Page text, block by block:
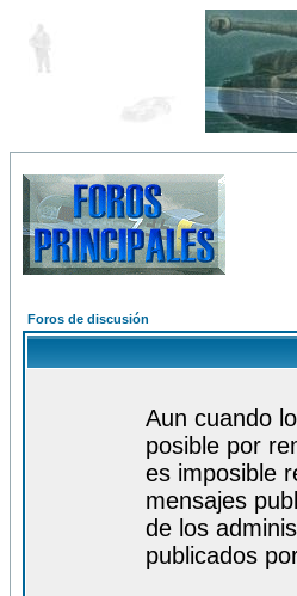
Foros de discusión
Aun cuando
posible por
es imposible
mensajes
de los
publicados